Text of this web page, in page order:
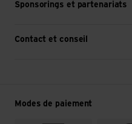
Sponsorings et partenariats
Contact et conseil
Modes de paiement